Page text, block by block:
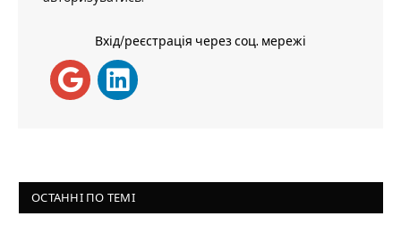
Вхід/реєстрація через соц. мережі
ОСТАННІ ПО ТЕМІ